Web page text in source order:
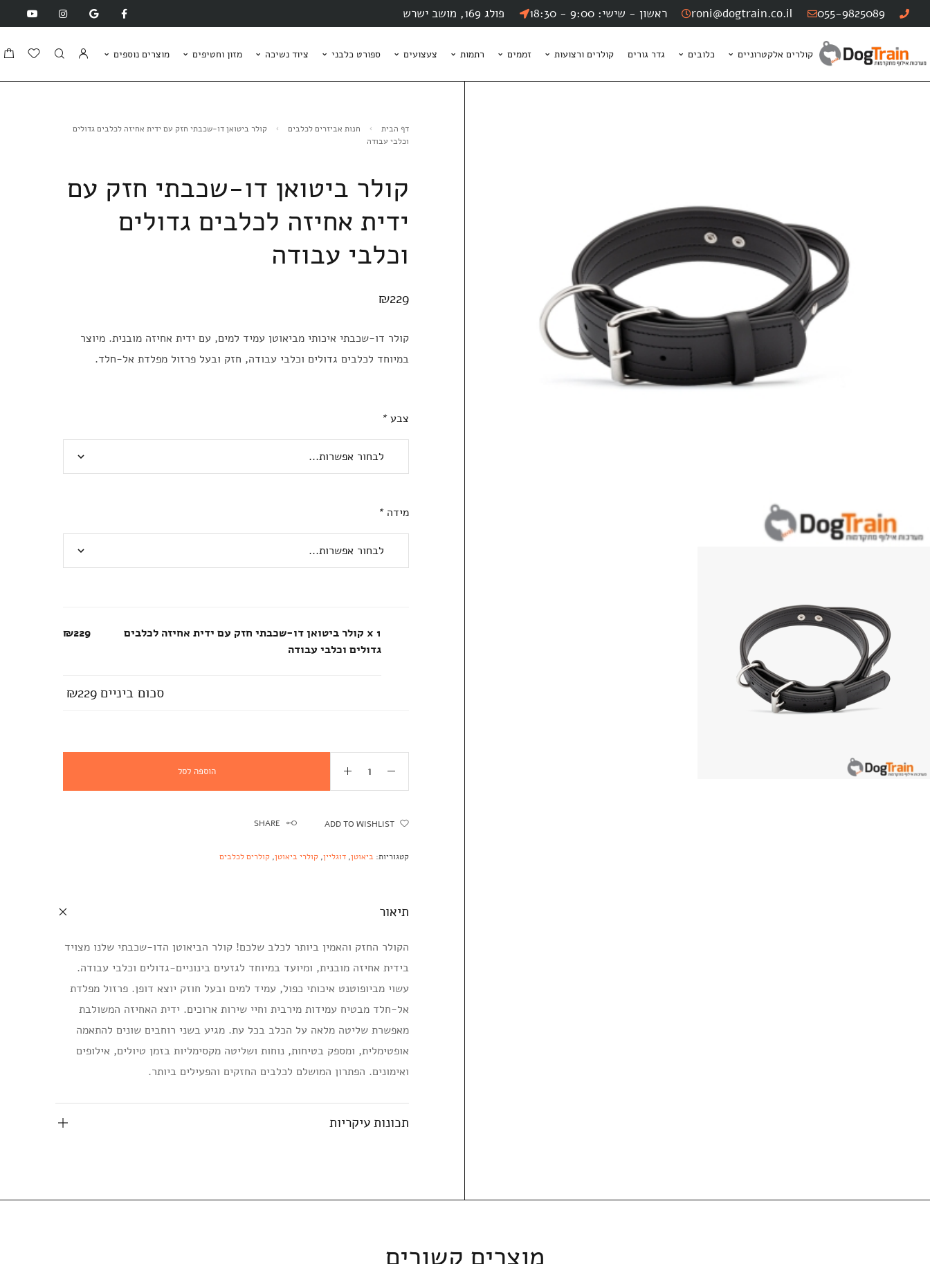
055-9825089
roni@dogtrain.co.il ראשון - שישי: 9:00 - 18:30 פולג 169, מושב ישרש
קולרים אלקטרוניים כלובים גדר גורים קולרים ורצועות זממים רתמות צעצועים ספורט כלבני ציוד נשיכה מזון וחטיפים מוצרים נוספים
דף הבית חנות אביזרים לכלבים
קולר ביטואן דו-שכבתי חזק עם ידית אחיזה לכלבים גדולים
וכלבי עבודה
קולר ביטואן דו-שכבתי חזק עם
ידית אחיזה לכלבים גדולים
וכלבי עבודה
₪229
קולר דו-שכבתי איכותי מביאוטן עמיד למים, עם ידית אחיזה מובנית. מיוצר
במיוחד לכלבים גדולים וכלבי עבודה, חזק ובעל פרזול מפלדת אל-חלד.
צבע*
מידה*
x 1 קולר ביטואן דו-שכבתי חזק עם ידית אחיזה לכלבים
גדולים וכלבי עבודה
₪229
סכום ביניים ₪229
הוספה לסל
ADD TO WISHLIST
SHARE
קטגוריות: ביאוטן, דוגליין, קולרי ביאוטן, קולרים לכלבים
תיאור
הקולר החזק והאמין ביותר לכלב שלכם! קולר הביאוטן הדו-שכבתי שלנו מצויד
בידית אחיזה מובנית, ומיועד במיוחד לגזעים בינוניים-גדולים וכלבי עבודה.
עשוי מביופוטנט איכותי כפול, עמיד למים ובעל חוזק יוצא דופן. פרזול מפלדת
אל-חלד מבטיח עמידות מירבית וחיי שירות ארוכים. ידית האחיזה המשולבת
מאפשרת שליטה מלאה על הכלב בכל עת. מגיע בשני רוחבים שונים להתאמה
אופטימלית, ומספק בטיחות, נוחות ושליטה מקסימליות בזמן טיולים, אילופים
ואימונים. הפתרון המושלם לכלבים החזקים והפעילים ביותר.
תכונות עיקריות
מוצרים קשורים